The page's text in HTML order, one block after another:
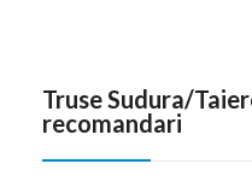
Truse Sudura/
recomandari